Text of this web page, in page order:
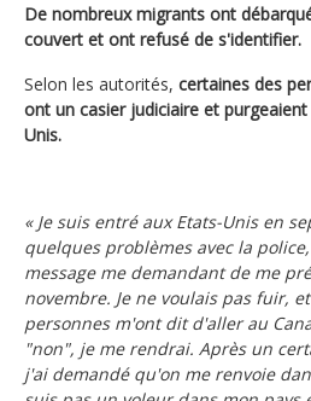
De nombreux migrants ont
couvert et ont refusé de s'identifier.
Selon les autorités, certaines des
ont un casier judiciaire et
Unis.
« Je suis entré aux Etats-Unis en
quelques problèmes avec la
message me demandant de me
novembre. Je ne voulais pas fuir,
personnes m'ont dit d'aller au
"non", je me rendrai. Après un
j'ai demandé qu'on me renvoie